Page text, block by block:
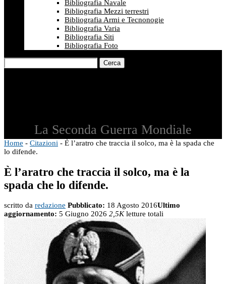
Bibliografia Navale
Bibliografia Mezzi terrestri
Bibliografia Armi e Tecnonogie
Bibliografia Varia
Bibliografia Siti
Bibliografia Foto
Cerca
La Seconda Guerra Mondiale
Home - Citazioni - È l’aratro che traccia il solco, ma è la spada che
lo difende.
È l’aratro che traccia il solco, ma è la
spada che lo difende.
scritto da redazione Pubblicato: 18 Agosto 2016Ultimo
aggiornamento: 5 Giugno 2026 2,5Kletture totali